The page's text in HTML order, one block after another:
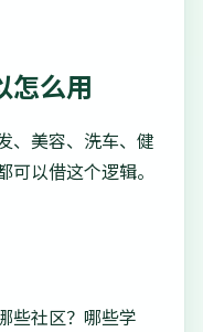
怎么用
、美容、洗车、健
以借这个逻辑。
些社区？哪些学